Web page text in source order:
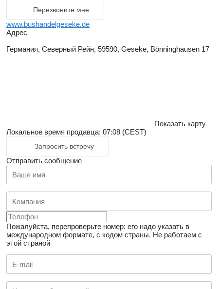
Перезвоните мне
www.bushandelgeseke.de
Адрес
Германия, Северный Рейн, 59590, Geseke, Bönninghausen 17
Показать карту
Локальное время продавца: 07:08 (CEST)
Запросить встречу
Отправить сообщение
Пожалуйста, перепроверьте номер: его надо указать в
международном формате, с кодом страны. Не работаем с
этой страной